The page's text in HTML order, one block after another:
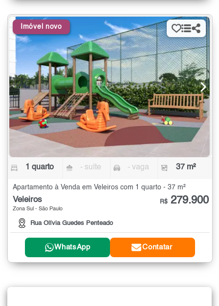
Imóvel novo
1 quarto - suíte - vaga 37 m²
Apartamento à Venda em Veleiros com 1 quarto - 37 m²
Veleiros
Zona Sul - São Paulo
Rua Olívia Guedes Penteado
R$ 279.900
WhatsApp Contatar